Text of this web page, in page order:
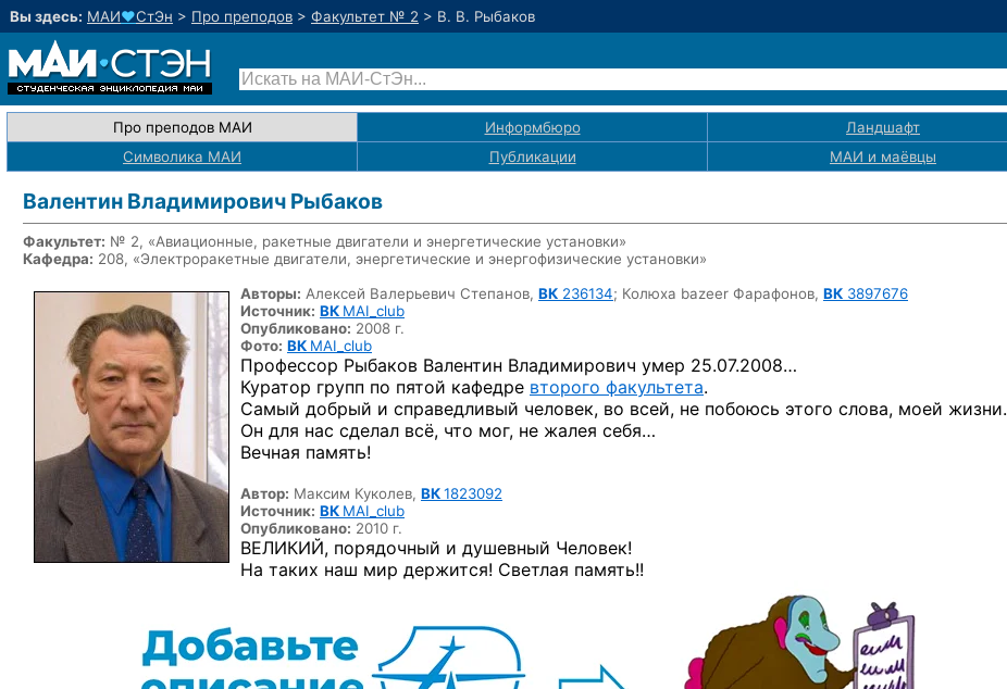
Вы здесь: МАИ♥СтЭн > Про преподов > Факультет № 2 > В. В. Рыбаков
Про преподов МАИ Информбюро
Ландшафт
Символика МАИ
Публикации МАИ и маёвцы
Валентин Владимирович Рыбаков
Факультет: № 2, «Авиационные, ракетные двигатели и энергетические установки»
Кафедра: 208, «Электроракетные двигатели, энергетические и энергофизические установки»
Авторы: Алексей Валерьевич Степанов, ВК 236134; Колюха bazeer Фарафонов, ВК 3897676
Источник: ВК MAI_club
Опубликовано: 2008 г.
Фото: ВК MAI_club
Профессор Рыбаков Валентин Владимирович умер 25.07.2008…
Куратор групп по пятой кафедре второго факультета.
Самый добрый и справедливый человек, во всей, не побоюсь этого слова, моей жизни.
Он для нас сделал всё, что мог, не жалея себя…
Вечная память!
Автор: Максим Куколев, ВК1823092
Источник: ВК MAI_club
Опубликовано: 2010 г.
ВЕЛИКИЙ, порядочный и душевный Человек!
На таких наш мир держится! Светлая память!!